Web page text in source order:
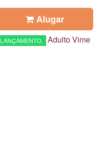
Alugar
LANÇAMENTO,